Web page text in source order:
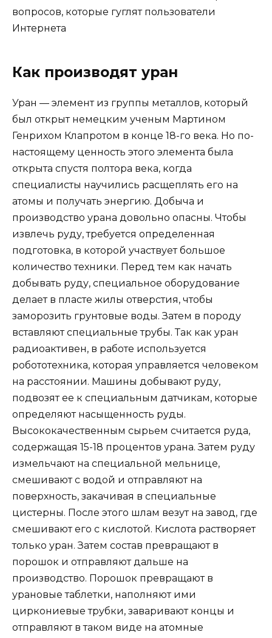
Как производят уран
Уран — элемент из группы металлов, который
был открыт немецким ученым Мартином
Генрихом Клапротом в конце 18-го века. Но по-
настоящему ценность этого элемента была
открыта спустя полтора века, когда
специалисты научились расщеплять его на
атомы и получать энергию. Добыча и
производство урана довольно опасны. Чтобы
извлечь руду, требуется определенная
подготовка, в которой участвует большое
количество техники. Перед тем как начать
добывать руду, специальное оборудование
делает в пласте жилы отверстия, чтобы
заморозить грунтовые воды. Затем в породу
вставляют специальные трубы. Так как уран
радиоактивен, в работе используется
робототехника, которая управляется человеком
на расстоянии. Машины добывают руду,
подвозят ее к специальным датчикам, которые
определяют насыщенность руды.
Высококачественным сырьем считается руда,
содержащая 15-18 процентов урана. Затем руду
измельчают на специальной мельнице,
смешивают с водой и отправляют на
поверхность, закачивая в специальные
цистерны. После этого шлам везут на завод, где
смешивают его с кислотой. Кислота растворяет
только уран. Затем состав превращают в
порошок и отправляют дальше на
производство. Порошок превращают в
урановые таблетки, наполняют ими
циркониевые трубки, заваривают концы и
отправляют в таком виде на атомные